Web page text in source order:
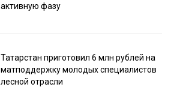
активную фазу
Татарстан приготовил 6 млн рублей на
матподдержку молодых специалистов
лесной отрасли